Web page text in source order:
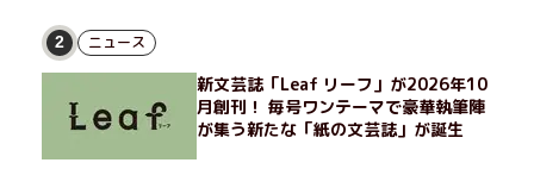
げたり、部屋でふたりだけの「台湾映画祭」を催したり。50代
独身、幼なじみの変わらぬ友情とささやかな幸せの日々を描く。
2 ニュース
新文芸誌「Leaf リーフ」が2026年10
月創刊！ 毎号ワンテーマで豪華執筆陣
が集う新たな「紙の文芸誌」が誕生